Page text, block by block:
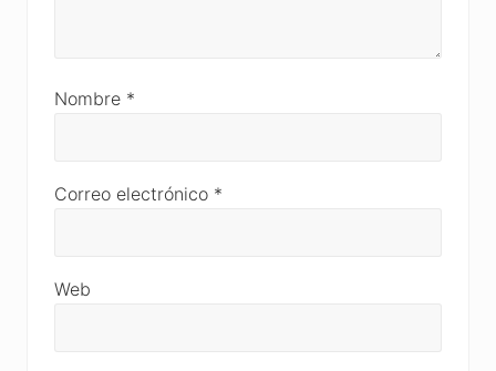
Nombre *
Correo electrónico *
Web